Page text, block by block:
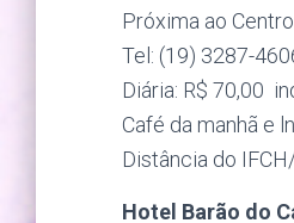
Próxima ao
Tel: (19) 3287-
Diária: R$ 70,00
Café da manhã e
Distância do
Hotel Barão do